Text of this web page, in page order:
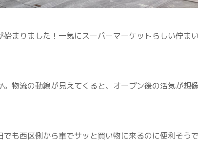
まりました！一気にスーパーマーケットらしい佇ま
物流の動線が見えてくると、オープン後の活気が想
も西区側から車でサッと買い物に来るのに便利そう